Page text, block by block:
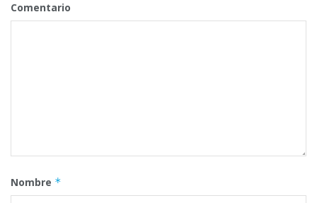
Comentario
Nombre *